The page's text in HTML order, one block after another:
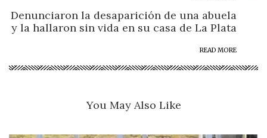
Denunciaron la desaparición de una abuela
y la hallaron sin vida en su casa de La Plata
READ MORE
You May Also Like